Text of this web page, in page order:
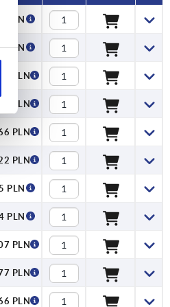
PLN
PLN
PLN
PLN
PLN
PLN
PLN
PLN
PLN
PLN
PLN